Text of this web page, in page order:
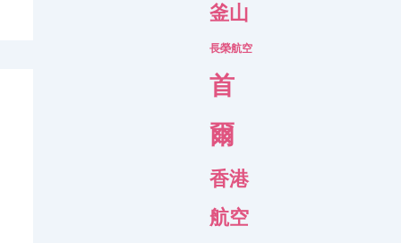
釜山
長榮航空
首
爾
香港
航空